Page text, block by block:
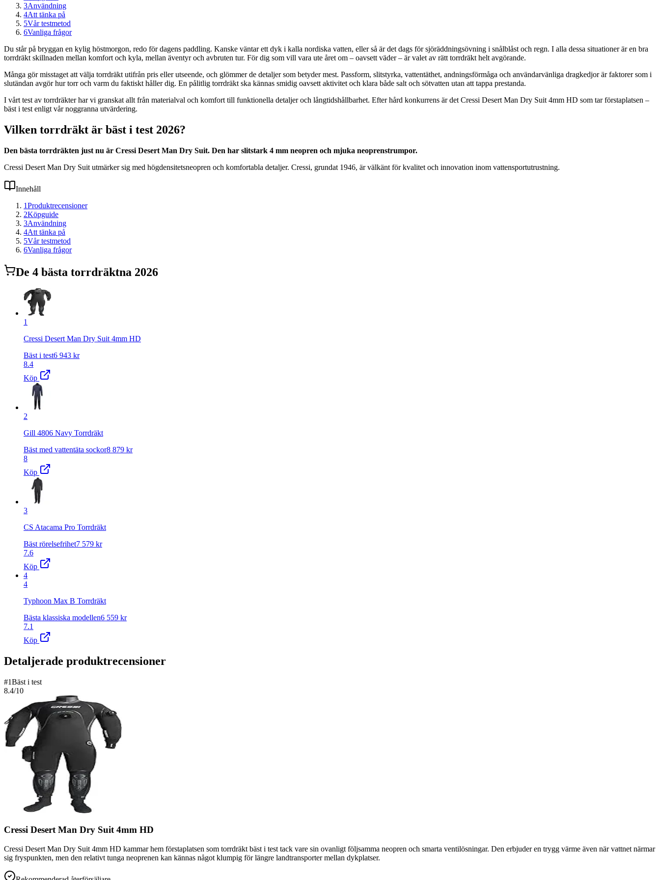
3Användning
4Att tänka på
5Vår testmetod
6Vanliga frågor
Du står på bryggan en kylig höstmorgon, redo för dagens paddling. Kanske väntar ett dyk i kalla nordiska vatten, eller så är det dags för sjöräddningsövning i snålblåst och regn. I alla dessa situationer är en bra
torrdräkt skillnaden mellan komfort och kyla, mellan äventyr och avbruten tur. För dig som vill vara ute året om – oavsett väder – är valet av rätt torrdräkt helt avgörande.
Många gör misstaget att välja torrdräkt utifrån pris eller utseende, och glömmer de detaljer som betyder mest. Passform, slitstyrka, vattentäthet, andningsförmåga och användarvänliga dragkedjor är faktorer som i
slutändan avgör hur torr och varm du faktiskt håller dig. En pålitlig torrdräkt ska kännas smidig oavsett aktivitet och klara både salt och sötvatten utan att tappa prestanda.
I vårt test av torrdräkter har vi granskat allt från materialval och komfort till funktionella detaljer och långtidshållbarhet. Efter hård konkurrens är det Cressi Desert Man Dry Suit 4mm HD som tar förstaplatsen –
bäst i test enligt vår noggranna utvärdering.
Vilken torrdräkt är bäst i test 2026?
Den bästa torrdräkten just nu är Cressi Desert Man Dry Suit. Den har slitstark 4 mm neopren och mjuka neoprenstrumpor.
Cressi Desert Man Dry Suit utmärker sig med högdensitetsneopren och komfortabla detaljer. Cressi, grundat 1946, är välkänt för kvalitet och innovation inom vattensportutrustning.
Innehåll
1Produktrecensioner
2Köpguide
3Användning
4Att tänka på
5Vår testmetod
6Vanliga frågor
De 4 bästa torrdräktna 2026
1
Cressi Desert Man Dry Suit 4mm HD
Bäst i test6 943 kr
8.4
Köp
2
Gill 4806 Navy Torrdräkt
Bäst med vattentäta sockor8 879 kr
8
Köp
3
CS Atacama Pro Torrdräkt
Bäst rörelsefrihet7 579 kr
7.6
Köp
4
4
Typhoon Max B Torrdräkt
Bästa klassiska modellen6 559 kr
7.1
Köp
Detaljerade produktrecensioner
#1Bäst i test
8.4/10
Cressi Desert Man Dry Suit 4mm HD
Cressi Desert Man Dry Suit 4mm HD kammar hem förstaplatsen som torrdräkt bäst i test tack vare sin ovanligt följsamma neopren och smarta ventilösningar. Den erbjuder en trygg värme även när vattnet närmar
sig fryspunkten, men den relativt tunga neoprenen kan kännas något klumpig för längre landtransporter mellan dykplatser.